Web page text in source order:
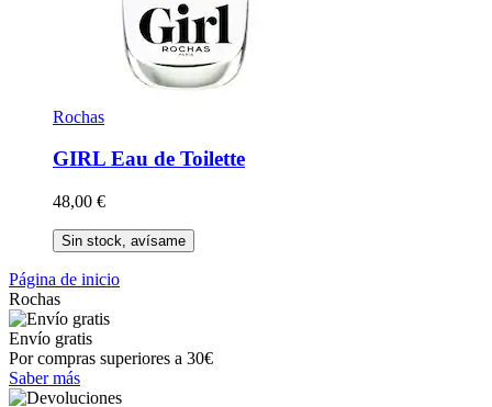
Rochas
GIRL Eau de Toilette
48,00 €
Sin stock, avísame
Página de inicio
Rochas
Envío gratis
Por compras superiores a 30€
Saber más